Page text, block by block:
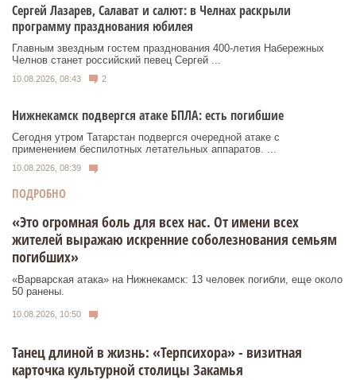
Сергей Лазарев, Салават и салют: в Челнах раскрыли
программу празднования юбилея
Главным звездным гостем празднования 400-летия Набережных
Челнов станет российский певец Сергей ...
10.08.2026, 08:43 2
Нижнекамск подвергся атаке БПЛА: есть погибшие
Сегодня утром Татарстан подвергся очередной атаке с
применением беспилотных летательных аппаратов. ...
10.08.2026, 08:39
ПОДРОБНО
«Это огромная боль для всех нас. От имени всех
жителей выражаю искренние соболезнования семьям
погибших»
«Варварская атака» на Нижнекамск: 13 человек погибли, еще около
50 ранены.
10.08.2026, 10:50
Танец длиной в жизнь: «Терпсихора» - визитная
карточка культурной столицы Закамья